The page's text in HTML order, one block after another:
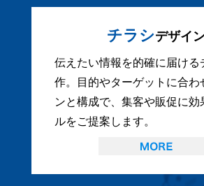
チラシデザイ
伝えたい情報を的確に届ける
作。目的やターゲットに合わ
ンと構成で、集客や販促に効
ルをご提案します。